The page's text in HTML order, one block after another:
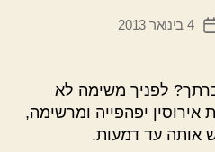
תאריך
4 בינואר 2013
לפניך משימה לא
יפהפייה ומרשימה,
אותה עד דמעות.